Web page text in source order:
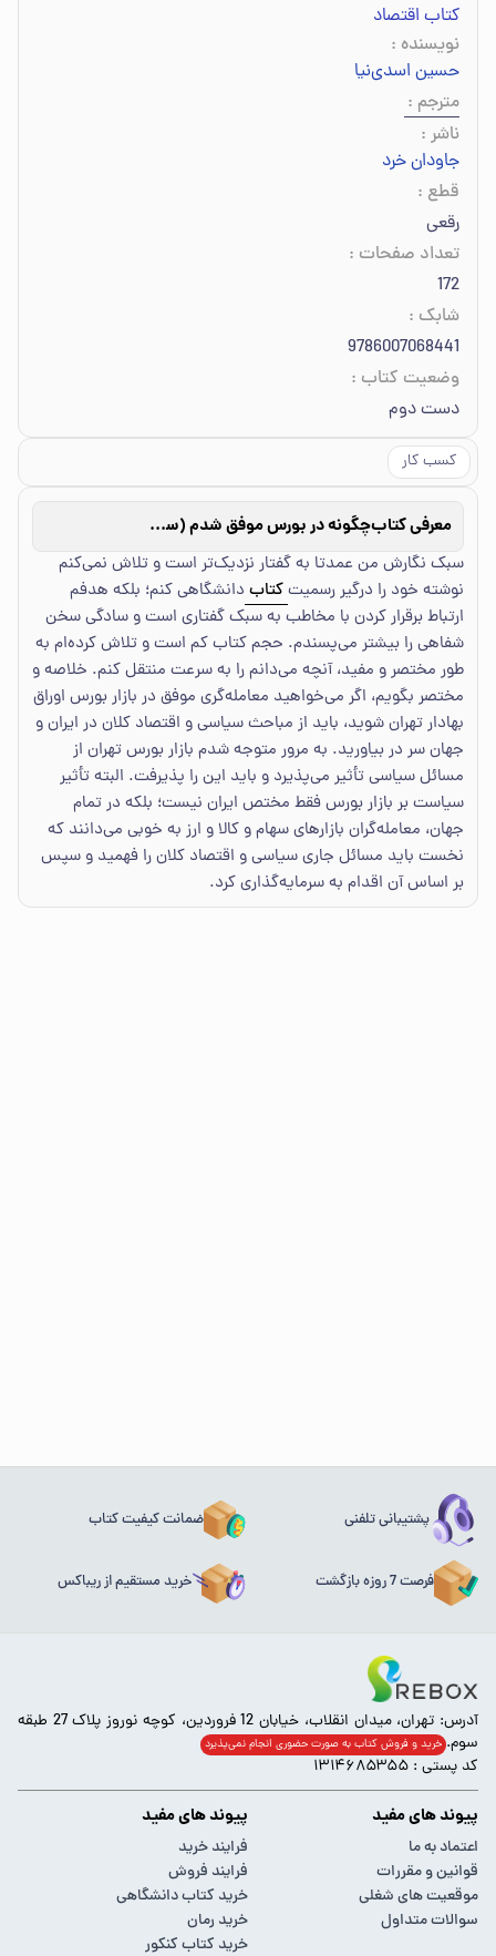
کتاب اقتصاد
نویسنده :
حسین اسدی‌نیا
مترجم :
ناشر :
جاودان خرد
قطع :
رقعی
تعداد صفحات :
172
شابک :
9786007068441
وضعیت کتاب :
دست دوم
کسب کار
معرفی کتاب چگونه در بورس موفق شدم (سرمایه‌گذاری من در بورس اوراق بهادار تهران)
سبک نگارش من عمدتا به گفتار نزدیک‌تر است و تلاش نمی‌کنم
نوشته خود را درگیر رسمیتکتاب دانشگاهی کنم؛ بلکه هدفم
ارتباط برقرار کردن با مخاطب به سبک گفتاری است و سادگی سخن
شفاهی را بیشتر می‌پسندم. حجم کتاب کم است و تلاش کرده‌ام به
طور مختصر و مفید، آنچه می‌دانم را به سرعت منتقل کنم. خلاصه و
مختصر بگویم، اگر می‌خواهید معامله‌گری موفق در بازار بورس اوراق
بهادار تهران شوید، باید از مباحث سیاسی و اقتصاد کلان در ایران و
جهان سر در بیاورید. به مرور متوجه شدم بازار بورس تهران از
مسائل سیاسی تأثیر می‌پذیرد و باید این را پذیرفت. البته تأثیر
سیاست بر بازار بورس فقط مختص ایران نیست؛ بلکه در تمام
جهان، معامله‌گران بازارهای سهام و کالا و ارز به خوبی می‌دانند که
نخست باید مسائل جاری سیاسی و اقتصاد کلان را فهمید و سپس
بر اساس آن اقدام به سرمایه‌گذاری کرد.
پشتیبانی تلفنی ضمانت کیفیت کتاب
فرصت 7 روزه بازگشت خرید مستقیم از ریباکس
آدرس: تهران، میدان انقلاب، خیابان 12 فروردین، کوچه نوروز پلاک 27 طبقه
سوم. خرید و فروش کتاب به صورت حضوری انجام‌ نمی‌پذیرد
کد پستی : ۱۳۱۴۶۸۵۳۵۵
پیوند های مفید
اعتماد به ما
قوانین و مقررات
موقعیت های شغلی
سوالات متداول
پیوند های مفید
فرایند خرید
فرایند فروش
خرید کتاب دانشگاهی
خرید رمان
خرید کتاب کنکور